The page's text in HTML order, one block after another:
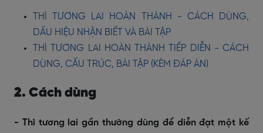
THÌ TƯƠNG LAI HOÀN THÀNH - CÁCH DÙNG,
DẤU HIỆU NHẬN BIẾT VÀ BÀI TẬP
THÌ TƯƠNG LAI HOÀN THÀNH TIẾP DIỄN - CÁCH
DÙNG, CẤU TRÚC, BÀI TẬP (KÈM ĐÁP ÁN)
2. Cách dùng
- Thì tương lai gần thường dùng để diễn đạt một kế